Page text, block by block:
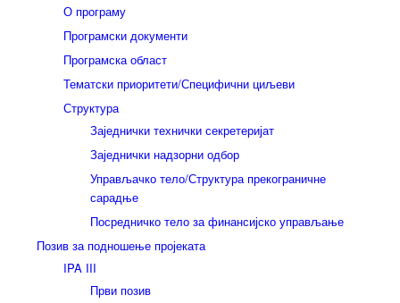
О програму
Програмски документи
Програмска област
Тематски приоритети/Специфични циљеви
Структура
Заједнички технички секретеријат
Заједнички надзорни одбор
Управљачко тело/Структура прекограничне
сарадње
Посредничко тело за финансијско управљање
Позив за подношење пројеката
IPA III
Први позив